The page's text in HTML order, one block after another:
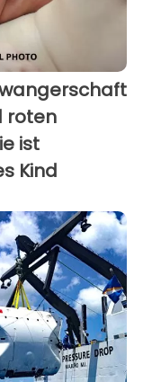
roten
ist
Kind